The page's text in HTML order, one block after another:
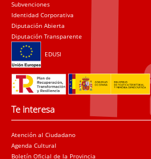
Subvenciones
Identidad Corporativa
Diputación Abierta
Diputación Transparente
EDUSI
Te interesa
Atención al Ciudadano
Agenda Cultural
Boletín Oficial de la Provincia